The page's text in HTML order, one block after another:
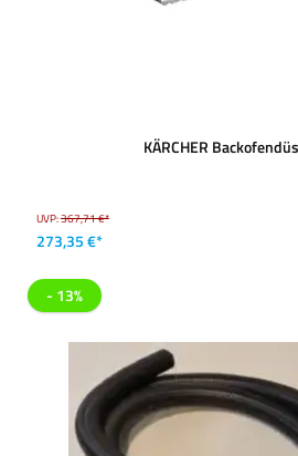
KÄRCHER
UVP:367,71 €*
273,35 €*
- 13%